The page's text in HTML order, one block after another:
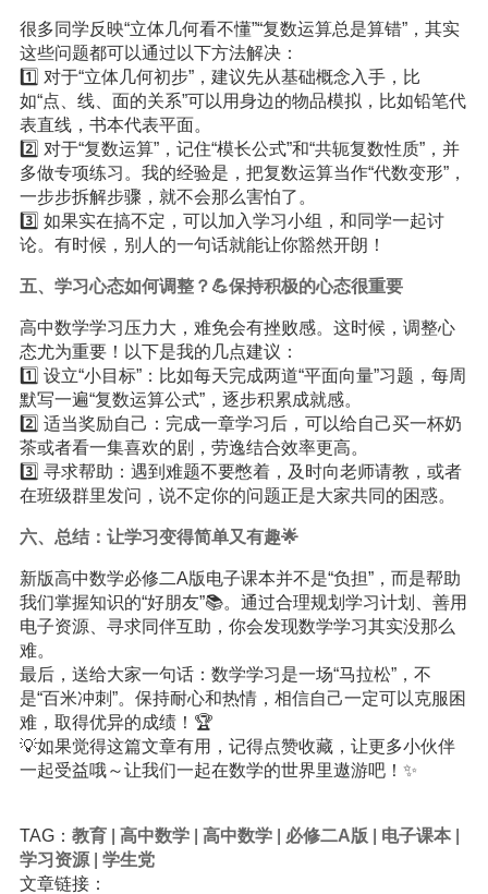
很多同学反映“立体几何看不懂”“复数运算总是算错”，其实
这些问题都可以通过以下方法解决：
1️⃣ 对于“立体几何初步”，建议先从基础概念入手，比
如“点、线、面的关系”可以用身边的物品模拟，比如铅笔代
表直线，书本代表平面。
2️⃣ 对于“复数运算”，记住“模长公式”和“共轭复数性质”，并
多做专项练习。我的经验是，把复数运算当作“代数变形”，
一步步拆解步骤，就不会那么害怕了。
3️⃣ 如果实在搞不定，可以加入学习小组，和同学一起讨
论。有时候，别人的一句话就能让你豁然开朗！
五、学习心态如何调整？💪保持积极的心态很重要
高中数学学习压力大，难免会有挫败感。这时候，调整心
态尤为重要！以下是我的几点建议：
1️⃣ 设立“小目标”：比如每天完成两道“平面向量”习题，每周
默写一遍“复数运算公式”，逐步积累成就感。
2️⃣ 适当奖励自己：完成一章学习后，可以给自己买一杯奶
茶或者看一集喜欢的剧，劳逸结合效率更高。
3️⃣ 寻求帮助：遇到难题不要憋着，及时向老师请教，或者
在班级群里发问，说不定你的问题正是大家共同的困惑。
六、总结：让学习变得简单又有趣🌟
新版高中数学必修二A版电子课本并不是“负担”，而是帮助
我们掌握知识的“好朋友”📚。通过合理规划学习计划、善用
电子资源、寻求同伴互助，你会发现数学学习其实没那么
难。
最后，送给大家一句话：数学学习是一场“马拉松”，不
是“百米冲刺”。保持耐心和热情，相信自己一定可以克服困
难，取得优异的成绩！🏆
💡如果觉得这篇文章有用，记得点赞收藏，让更多小伙伴
一起受益哦～让我们一起在数学的世界里遨游吧！✨
TAG： 教育| 高中数学| 高中数学| 必修二A版 电子课本|
学习资源| 学生党
文章链接：